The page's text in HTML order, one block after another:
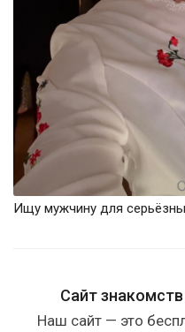
Ищу мужчину для
Сайт
Наш сайт — это